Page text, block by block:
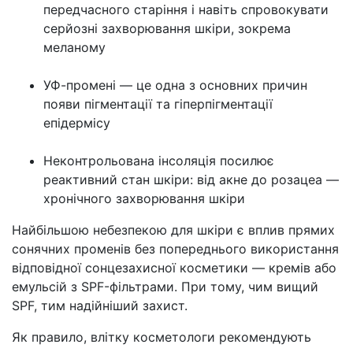
передчасного старіння і навіть спровокувати
серйозні захворювання шкіри, зокрема
меланому
УФ-промені — це одна з основних причин
появи пігментації та гіперпігментації
епідермісу
Неконтрольована інсоляція посилює
реактивний стан шкіри: від акне до розацеа —
хронічного захворювання шкіри
Найбільшою небезпекою для шкіри є вплив прямих
сонячних променів без попереднього використання
відповідної сонцезахисної косметики — кремів або
емульсій з SPF-фільтрами. При тому, чим вищий
SPF, тим надійніший захист.
Як правило, влітку косметологи рекомендують